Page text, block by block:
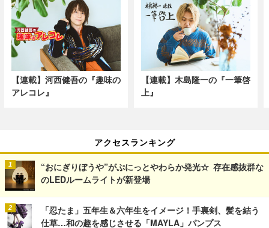
【連載】河西健吾の『趣味の
アレコレ』
【連載】木島隆一の『一筆啓
上』
アクセスランキング
“おにぎりぼうや”がぷにっとやわらか発光☆ 存在感抜群な
のLEDルームライトが新登場
「忍たま」五年生＆六年生をイメージ！手裏剣、髪を結う
仕草…和の趣を感じさせる「MAYLA」パンプス